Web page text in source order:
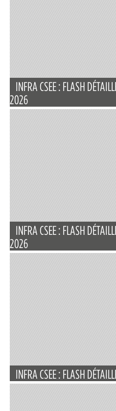
INFRA CSEE : FLASH
2026
INFRA CSEE : FLASH
2026
INFRA CSEE : FLASH